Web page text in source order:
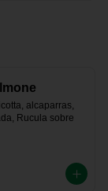
alcaparras,
Rucula sobre